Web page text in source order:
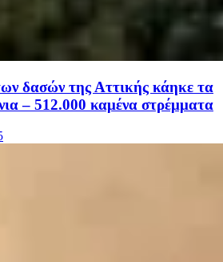
δασών της Αττικής κάηκε τα
– 512.000 καμένα στρέμματα